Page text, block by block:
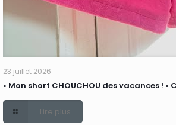
23 juillet 2026
• Mon short CHOUCHOU des vacances !
Lire plus